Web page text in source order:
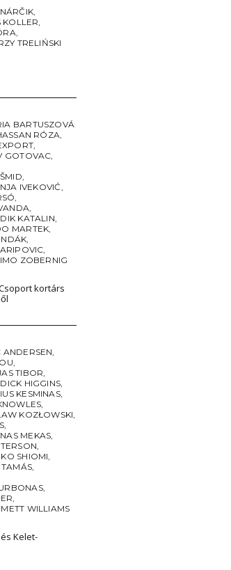
,
KOLLER,
,
TRELIŃSKI
BARTUSZOVÁ
RÓZA,
,
GOTOVAC,
,
IVEKOVIĆ,
,
,
KATALIN,
MARTEK,
,
,
ZOBERNIG
kortárs
ANDERSEN,
,
TIBOR,
DICK HIGGINS,
KESMINAS,
,
KOZŁOWSKI,
,
MEKAS,
,
SHIOMI,
TAMÁS,
,
,
WILLIAMS
Kelet-